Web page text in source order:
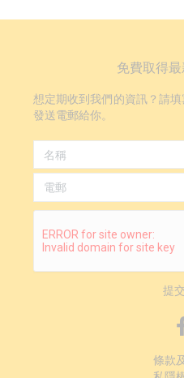
免費取得
想定期收到我們的資訊？請
發送電郵給你。
條款